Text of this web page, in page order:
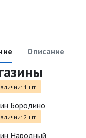
Описание
1 шт.
Бородино
2 шт.
Народный